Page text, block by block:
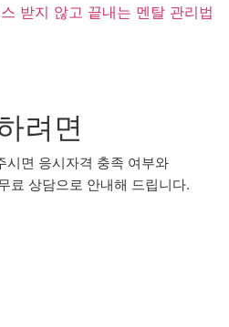
받지 않고 끝내는 멘탈 관리법
려면
시면 응시자격 충족 여부와
료 상담으로 안내해 드립니다.